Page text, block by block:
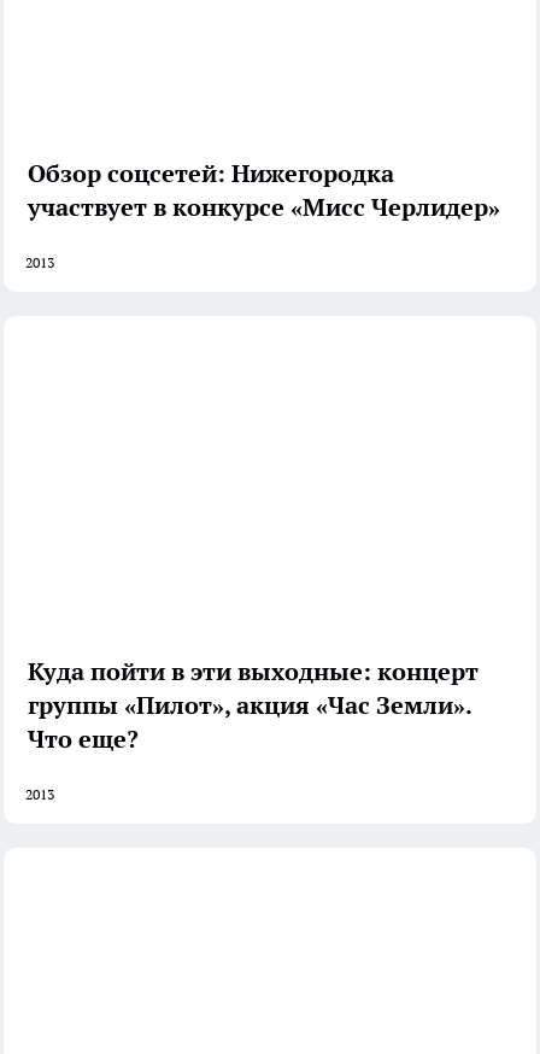
Обзор соцсетей: Нижегородка
участвует в конкурсе «Мисс Черлидер»
2013
Куда пойти в эти выходные: концерт
группы «Пилот», акция «Час Земли».
Что еще?
2013